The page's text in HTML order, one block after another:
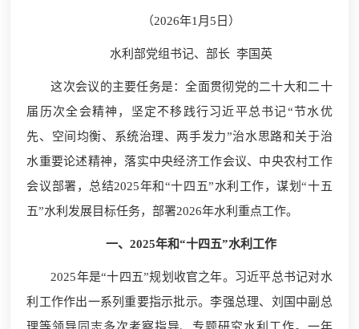
（2026年1月5日）
水利部党组书记、部长 李国英
这次会议的主要任务是：全面贯彻党的二十大和二十
届历次全会精神，坚定不移践行习近平总书记“节水优
先、空间均衡、系统治理、两手发力”治水思路和关于治
水重要论述精神，落实中央经济工作会议、中央农村工作
会议部署，总结2025年和“十四五”水利工作，谋划“十五
五”水利发展目标任务，部署2026年水利重点工作。
一、2025年和“十四五”水利工作
2025年是“十四五”规划收官之年。习近平总书记对水
利工作作出一系列重要指示批示。李强总理、刘国中副总